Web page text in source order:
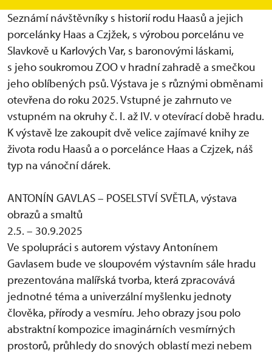
Seznámí návštěvníky s historií rodu Haasů a jejich
porcelánky Haas a Czjžek, s výrobou porcelánu ve
Slavkově u Karlových Var, s baronovými láskami,
s jeho soukromou ZOO v hradní zahradě a smečkou
jeho oblíbených psů. Výstava je s různými obměnami
otevřena do roku 2025. Vstupné je zahrnuto ve
vstupném na okruhy č. I. až IV. v otevírací době hradu.
K výstavě lze zakoupit dvě velice zajímavé knihy ze
života rodu Haasů a o porcelánce Haas a Czjzek, náš
typ na vánoční dárek.
ANTONÍN GAVLAS – POSELSTVÍ SVĚTLA, výstava
obrazů a smaltů
2.5. – 30.9.2025
Ve spolupráci s autorem výstavy Antonínem
Gavlasem bude ve sloupovém výstavním sále hradu
prezentována malířská tvorba, která zpracovává
jednotné téma a univerzální myšlenku jednoty
člověka, přírody a vesmíru. Jeho obrazy jsou polo
abstraktní kompozice imaginárních vesmírných
prostorů, průhledy do snových oblastí mezi nebem